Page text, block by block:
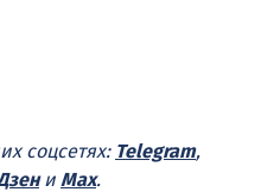
соцсетях: Telegram,
и Max.